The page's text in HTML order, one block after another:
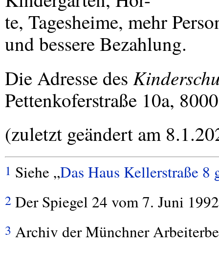
te, Tagesheime, mehr
und bessere Bezahlung.
Die Adresse des
Pettenkoferstraße 10a,
(zuletzt geändert am
1 Siehe „Das Haus Kellerstraße 8
2 Der Spiegel 24 vom 7. Juni
3 Archiv der Münchner